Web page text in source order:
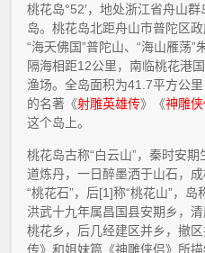
桃花岛°52′，地处浙江省舟山
岛。桃花岛北距舟山市普陀区
“海天佛国”普陀山、“海山雁荡
隔海相距12公里，南临桃花港
渔场。全岛面积为41.7平方公
的名著《射雕英雄传》《神雕
这个岛上。
桃花岛古称“白云山”，秦时安
道炼丹，一日醉墨洒于山石，
“桃花石”，后[1]称“桃花山”，
洪武十九年属昌国县安期乡，
桃花乡，后几经建区并乡，撤
传》和姐妹篇《神雕侠侣》所